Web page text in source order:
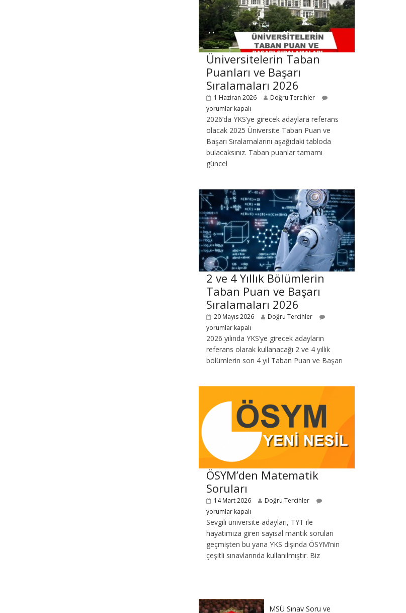
Üniversitelerin Taban
Puanları ve Başarı
Sıralamaları 2026
1 Haziran 2026
Doğru Tercihler
yorumlar kapalı
2026’da YKS’ye girecek adaylara referans
olacak 2025 Üniversite Taban Puan ve
Başarı Sıralamalarını aşağıdaki tabloda
bulacaksınız. Taban puanlar tamamı
güncel
2 ve 4 Yıllık Bölümlerin
Taban Puan ve Başarı
Sıralamaları 2026
20 Mayıs 2026
Doğru Tercihler
yorumlar kapalı
2026 yılında YKS’ye girecek adayların
referans olarak kullanacağı 2 ve 4 yıllık
bölümlerin son 4 yıl Taban Puan ve Başarı
ÖSYM’den Matematik
Soruları
14 Mart 2026
Doğru Tercihler
yorumlar kapalı
Sevgili üniversite adayları, TYT ile
hayatımıza giren sayısal mantık soruları
geçmişten bu yana YKS dışında ÖSYM’nin
çeşitli sınavlarında kullanılmıştır. Biz
MSÜ Sınav Soru ve